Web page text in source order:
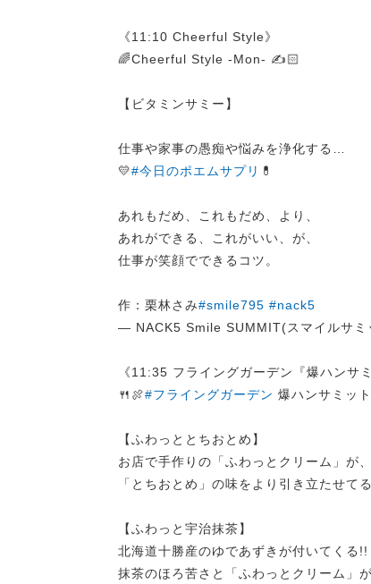
《11:10 Cheerful Style》
🌈Cheerful Style -Mon- ✍️🏻
【ビタミンサミー】
仕事や家事の愚痴や悩みを浄化する…
💛#今日のポエムサプリ 💊
あれもだめ、これもだめ、より、
あれができる、これがいい、が、
仕事が笑顔でできるコツ。
作：栗林さみ#smile795 #nack5
— NACK5 Smile SUMMIT(スマイルサ
《11:35 フライングガーデン『爆ハンサ
🍴🍖#フライングガーデン 爆ハンサミッ
【ふわっととちおとめ】
お店で手作りの「ふわっとクリーム」が、
「とちおとめ」の味をより引き立たせて
【ふわっと宇治抹茶】
北海道十勝産のゆであずきが付いてくる!!
抹茶のほろ苦さと「ふわっとクリーム」